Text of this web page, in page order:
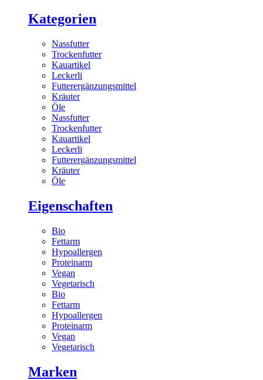
Kategorien
Nassfutter
Trockenfutter
Kauartikel
Leckerli
Futterergänzungsmittel
Kräuter
Öle
Nassfutter
Trockenfutter
Kauartikel
Leckerli
Futterergänzungsmittel
Kräuter
Öle
Eigenschaften
Bio
Fettarm
Hypoallergen
Proteinarm
Vegan
Vegetarisch
Bio
Fettarm
Hypoallergen
Proteinarm
Vegan
Vegetarisch
Marken